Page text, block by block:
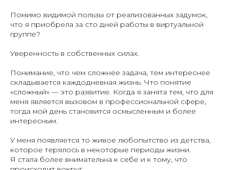
Помимо видимой пользы от реализованных задумок,
что я приобрела за сто дней работы в виртуальной
группе?
Уверенность в собственных силах.
Понимание, что чем сложнее задача, тем интереснее
складывается каждодневная жизнь. Что понятие
«сложный» — это развитие. Когда я занята тем, что для
меня является вызовом в профессиональной сфере,
тогда мой день становится осмысленным и более
интересным.
У меня появляется то живое любопытство из детства,
которое терялось в некоторые периоды жизни.
Я стала более внимательна к себе и к тому, что